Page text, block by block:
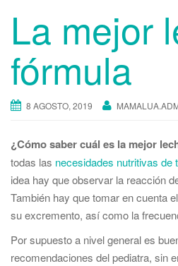
La mejor
fórmula
8 AGOSTO, 2019
¿Cómo saber cuál es la mejor
todas las necesidades nutritivas de
idea hay que observar la reacción
También hay que tomar en cuenta
su excremento, así como la
Por supuesto a nivel general es
recomendaciones del pediatra, sin